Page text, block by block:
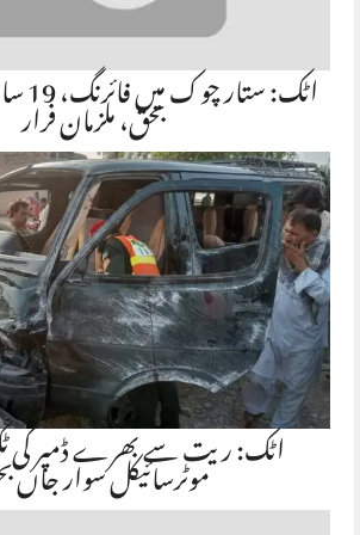
بحق، ملزمان فرار
موٹرسائیکل سوار